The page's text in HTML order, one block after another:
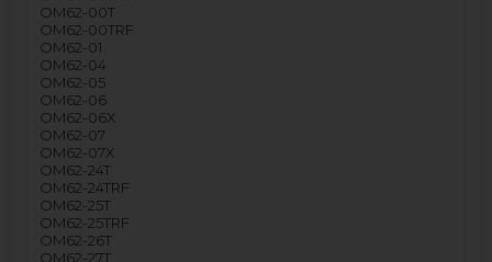
OM62-00T
OM62-00TRF
OM62-01
OM62-04
OM62-05
OM62-06
OM62-06X
OM62-07
OM62-07X
OM62-24T
OM62-24TRF
OM62-25T
OM62-25TRF
OM62-26T
OM62-27T